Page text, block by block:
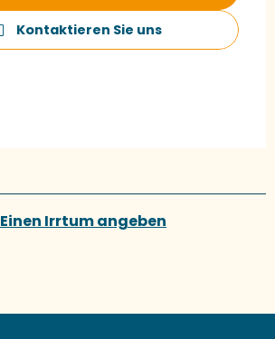
Kontaktieren Sie uns
Einen Irrtum angeben